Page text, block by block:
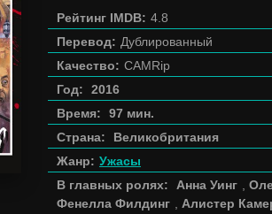
Рейтинг IMDB: 4.8
Перевод: Дублированный
Качество: CAMRip
Год:
2016
Время:
97 мин.
Страна:
Великобритания
Жанр: Ужасы
В главных ролях:
Анна Уинг
Фенелла Филдинг
Алистер